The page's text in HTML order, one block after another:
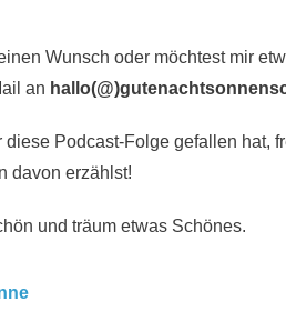
Wunsch oder möchtest mir
an
diese Podcast-Folge gefallen hat,
davon erzählst!
und träum etwas Schönes.